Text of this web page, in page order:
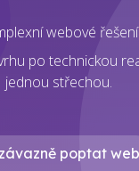
webové řešení.
po technickou
jednou střechou.
poptat web